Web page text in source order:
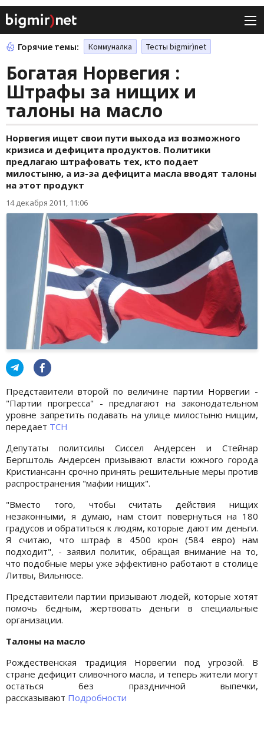
Горячие темы: Коммуналка Тесты bigmir)net
Богатая Норвегия :
Штрафы за нищих и
талоны на масло
Норвегия ищет свои пути выхода из возможного
кризиса и дефицита продуктов. Политики
предлагаю штрафовать тех, кто подает
милостыню, а из-за дефицита масла вводят талоны
на этот продукт
14 декабря 2011, 11:06
Представители второй по величине партии Норвегии -
"Партии прогресса" - предлагают на законодательном
уровне запретить подавать на улице милостыню нищим,
передает ТСН
Депутаты политсилы Сиссел Андерсен и Стейнар
Бергштоль Андерсен призывают власти южного города
Кристиансанн срочно принять решительные меры против
распространения "мафии нищих".
"Вместо того, чтобы считать действия нищих
незаконными, я думаю, нам стоит повернуться на 180
градусов и обратиться к людям, которые дают им деньги.
Я считаю, что штраф в 4500 крон (584 евро) нам
подходит", - заявил политик, обращая внимание на то,
что подобные меры уже эффективно работают в столице
Литвы, Вильнюсе.
Представители партии призывают людей, которые хотят
помочь бедным, жертвовать деньги в специальные
организации.
Талоны на масло
Рождественская традиция Норвегии под угрозой. В
стране дефицит сливочного масла, и теперь жители могут
остаться без праздничной выпечки,
рассказывают Подробности